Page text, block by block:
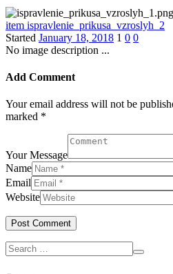
item ispravlenie_prikusa_vzroslyh_2
Started January 18, 2018 1 0 0
No image description ...
Add Comment
Your email address will not be
marked *
Your Message
Name
Email
Website